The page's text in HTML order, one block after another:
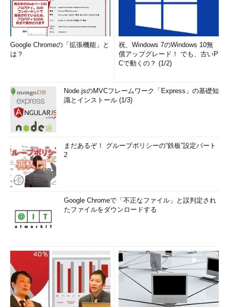
Google Chromeの「拡張機能」と
は？
祝、Windows 7のWindows 10無
償アップグレード！ でも、古いP
Cで動くの？ (1/2)
Node.jsのMVCフレームワーク「Express」の基礎知
識とインストール (1/3)
まだあるぞ！ グループポリシーの“鉄板”設定パート
2
Google Chromeで「不正なファイル」と誤判定され
たファイルをダウンロードする